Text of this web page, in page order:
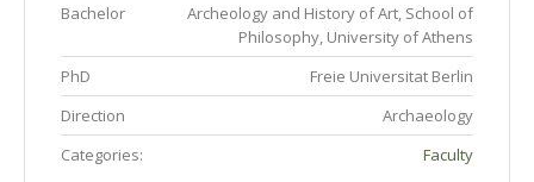
Bachelor
Archeology and History of Art, School of
Philosophy, University of Athens
PhD
Freie Universitat Berlin
Direction
Archaeology
Categories:
Faculty